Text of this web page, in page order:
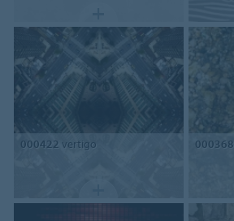
000422 vertigo 000368